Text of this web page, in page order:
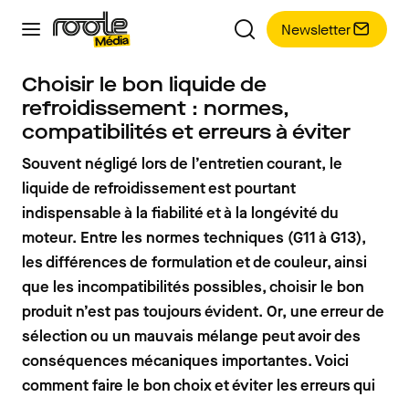
Newsletter
Choisir le bon liquide de
refroidissement : normes,
compatibilités et erreurs à éviter
Souvent négligé lors de l’entretien courant, le
liquide de refroidissement est pourtant
indispensable à la fiabilité et à la longévité du
moteur. Entre les normes techniques (G11 à G13),
les différences de formulation et de couleur, ainsi
que les incompatibilités possibles, choisir le bon
produit n’est pas toujours évident. Or, une erreur de
sélection ou un mauvais mélange peut avoir des
conséquences mécaniques importantes. Voici
comment faire le bon choix et éviter les erreurs qui